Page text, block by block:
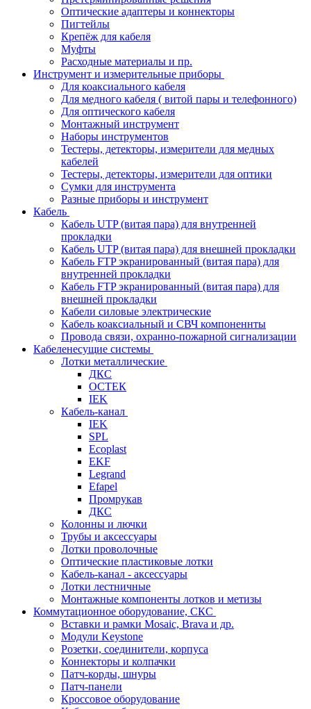
Оптические адаптеры и коннекторы
Пигтейлы
Крепёж для кабеля
Муфты
Расходные материалы и пр.
Инструмент и измерительные приборы
Для коаксиального кабеля
Для медного кабеля ( витой пары и телефонного)
Для оптического кабеля
Монтажный инструмент
Наборы инструментов
Тестеры, детекторы, измерители для медных
кабелей
Тестеры, детекторы, измерители для оптики
Сумки для инструмента
Разные приборы и инструмент
Кабель
Кабель UTP (витая пара) для внутренней
прокладки
Кабель UTP (витая пара) для внешней прокладки
Кабель FTP экранированный (витая пара) для
внутренней прокладки
Кабель FTP экранированный (витая пара) для
внешней прокладки
Кабели силовые электрические
Кабель коаксиальный и СВЧ компоненнты
Провода связи, охранно-пожарной сигнализации
Кабеленесущие системы
Лотки металлические
ДКС
ОСТЕК
IEK
Кабель-канал
IEK
SPL
Ecoplast
EKF
Legrand
Efapel
Промрукав
ДКС
Колонны и лючки
Трубы и аксессуары
Лотки проволочные
Оптические пластиковые лотки
Кабель-канал - аксессуары
Лотки лестничные
Монтажные компоненты лотков и метизы
Коммутационное оборудование, СКС
Вставки и рамки Mosaic, Brava и др.
Модули Keystone
Розетки, соединители, корпуса
Коннекторы и колпачки
Патч-корды, шнуры
Патч-панели
Кроссовое оборудование